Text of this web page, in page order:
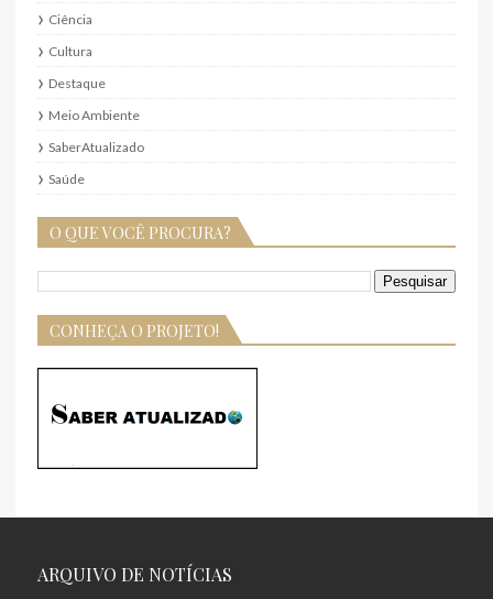
Ciência
Cultura
Destaque
Meio Ambiente
SaberAtualizado
Saúde
O QUE VOCÊ PROCURA?
CONHEÇA O PROJETO!
ARQUIVO DE NOTÍCIAS